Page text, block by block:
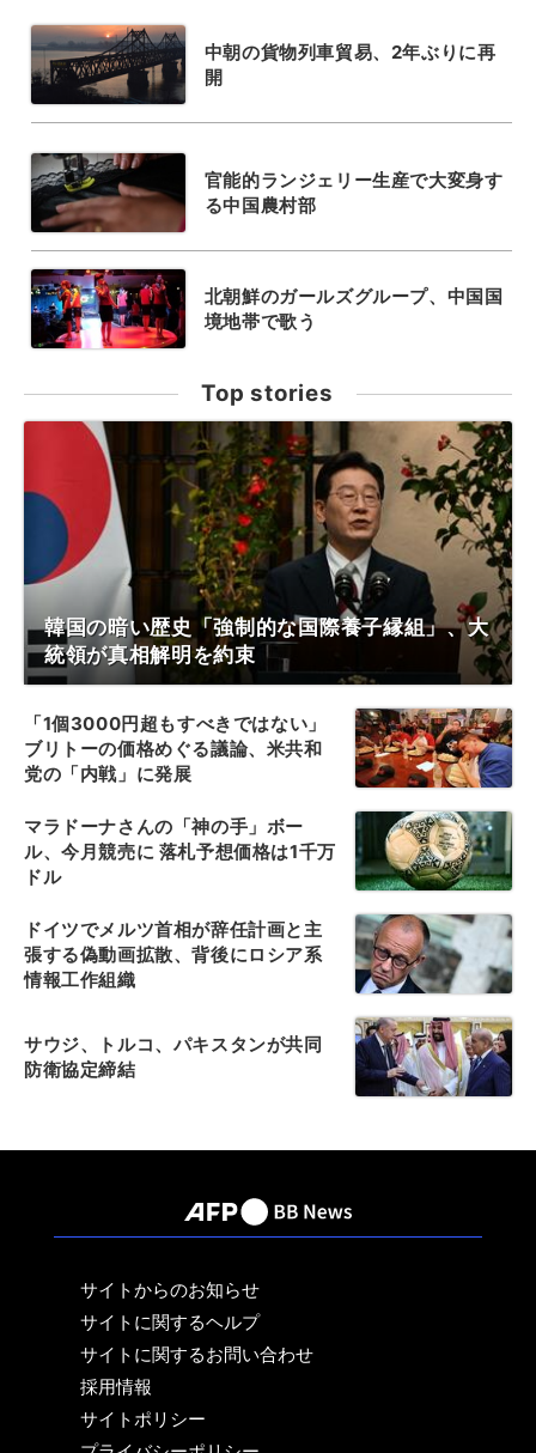
中朝の貨物列車貿易、2年ぶりに再
開
官能的ランジェリー生産で大変身す
る中国農村部
北朝鮮のガールズグループ、中国国
境地帯で歌う
Top stories
韓国の暗い歴史「強制的な国際養子縁組」、大
統領が真相解明を約束
「1個3000円超もすべきではない」
ブリトーの価格めぐる議論、米共和
党の「内戦」に発展
マラドーナさんの「神の手」ボー
ル、今月競売に 落札予想価格は1千万
ドル
ドイツでメルツ首相が辞任計画と主
張する偽動画拡散、背後にロシア系
情報工作組織
サウジ、トルコ、パキスタンが共同
防衛協定締結
サイトからのお知らせ
サイトに関するヘルプ
サイトに関するお問い合わせ
採用情報
サイトポリシー